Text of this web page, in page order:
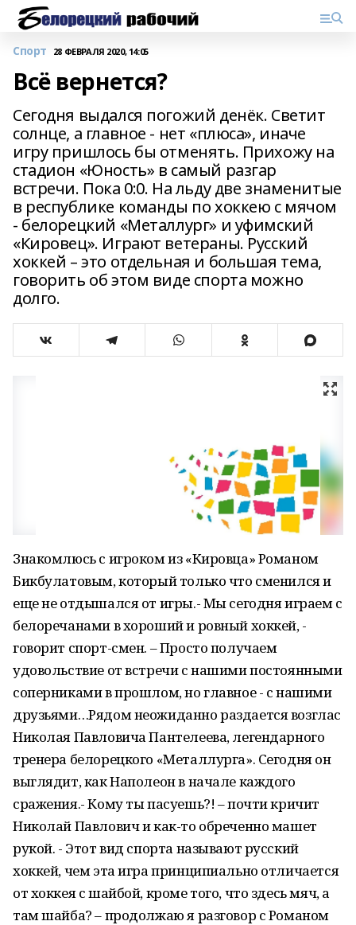
Спорт 28 ФЕВРАЛЯ 2020, 14:05
Всё вернется?
Сегодня выдался погожий денёк. Светит
солнце, а главное - нет «плюса», иначе
игру пришлось бы отменять. Прихожу на
стадион «Юность» в самый разгар
встречи. Пока 0:0. На льду две знаменитые
в республике команды по хоккею с мячом
- белорецкий «Металлург» и уфимский
«Кировец». Играют ветераны. Русский
хоккей – это отдельная и большая тема,
говорить об этом виде спорта можно
долго.
Знакомлюсь с игроком из «Кировца» Романом
Бикбулатовым, который только что сменился и
еще не отдышался от игры.- Мы сегодня играем с
белоречанами в хороший и ровный хоккей, -
говорит спорт-смен. – Просто получаем
удовольствие от встречи с нашими постоянными
соперниками в прошлом, но главное - с нашими
друзьями…Рядом неожиданно раздается возглас
Николая Павловича Пантелеева, легендарного
тренера белорецкого «Металлурга». Сегодня он
выглядит, как Наполеон в начале каждого
сражения.- Кому ты пасуешь?! – почти кричит
Николай Павлович и как-то обреченно машет
рукой. - Этот вид спорта называют русский
хоккей, чем эта игра принципиально отличается
от хоккея с шайбой, кроме того, что здесь мяч, а
там шайба? – продолжаю я разговор с Романом